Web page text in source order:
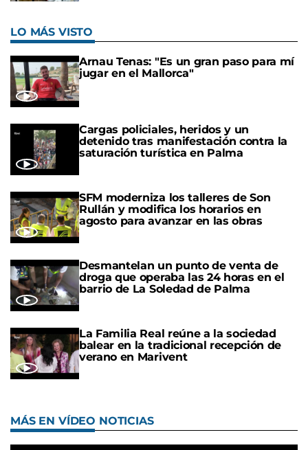
LO MÁS VISTO
Arnau Tenas: "Es un gran paso para mí
jugar en el Mallorca"
Cargas policiales, heridos y un
detenido tras manifestación contra la
saturación turística en Palma
SFM moderniza los talleres de Son
Rullán y modifica los horarios en
agosto para avanzar en las obras
Desmantelan un punto de venta de
droga que operaba las 24 horas en el
barrio de La Soledad de Palma
La Familia Real reúne a la sociedad
balear en la tradicional recepción de
verano en Marivent
MÁS EN VÍDEO NOTICIAS